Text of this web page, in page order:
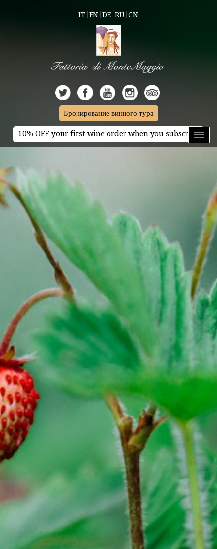
IT EN DE RU CN
Бронирование винного тура
10% OFF your first wine order when you subscribe